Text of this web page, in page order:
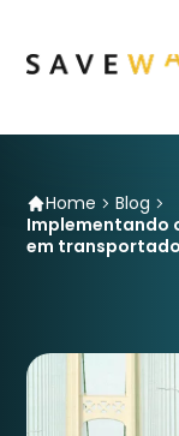
Home
Blog
Implementando
em